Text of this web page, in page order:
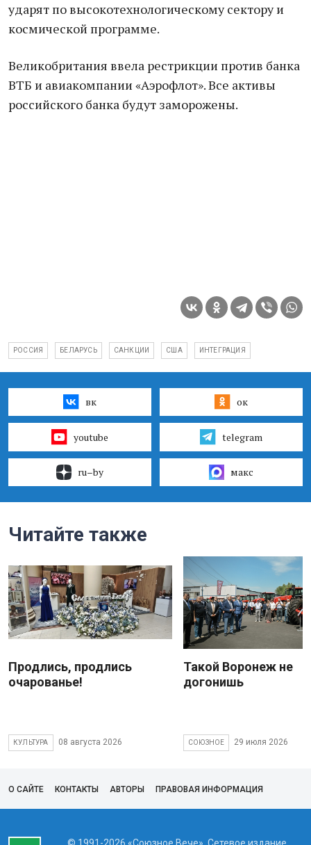
ударят по высокотехнологическому сектору и
космической программе.
Великобритания ввела рестрикции против банка
ВТБ и авиакомпании «Аэрофлот». Все активы
российского банка будут заморожены.
РОССИЯ БЕЛАРУСЬ САНКЦИИ США ИНТЕГРАЦИЯ
вк ок
youtube telegram
ru–by макс
Читайте также
Продлись, продлись
очарованье!
КУЛЬТУРА 08 августа 2026
Такой Воронеж не
догонишь
СОЮЗНОЕ 29 июля 2026
О САЙТЕ КОНТАКТЫ АВТОРЫ ПРАВОВАЯ ИНФОРМАЦИЯ
© 1991-2026 «Союзное Вече». Сетевое издание